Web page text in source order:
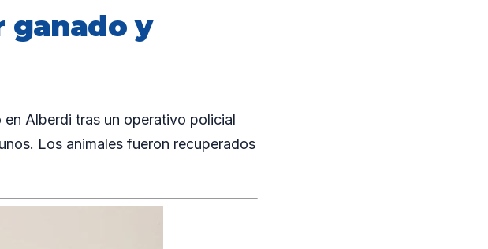
ganado y
Alberdi tras un operativo policial
Los animales fueron recuperados